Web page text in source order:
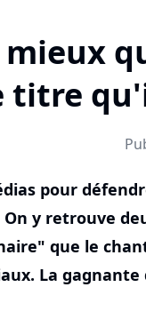
titre
pour
y retrouve
que le
La gagnante